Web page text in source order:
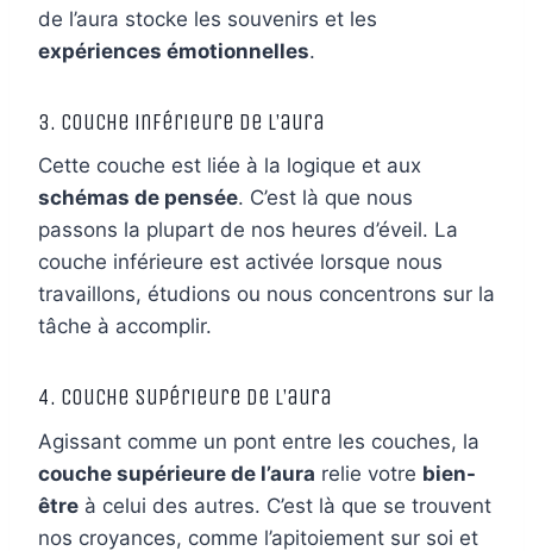
de l’aura stocke les souvenirs et les
expériences émotionnelles.
3. Couche inférieure de l’aura
Cette couche est liée à la logique et aux
schémas de pensée. C’est là que nous
passons la plupart de nos heures d’éveil. La
couche inférieure est activée lorsque nous
travaillons, étudions ou nous concentrons sur la
tâche à accomplir.
4. Couche supérieure de l’aura
Agissant comme un pont entre les couches, la
couche supérieure de l’aura relie votre bien-
être à celui des autres. C’est là que se trouvent
nos croyances, comme l’apitoiement sur soi et